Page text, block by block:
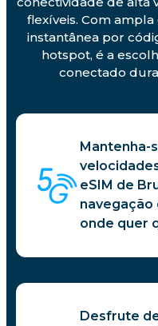
flexíveis. Com
instantânea por
hotspot, é a
conectado
Mantenha-
eSIM de
navegação
onde quer
Desfrute